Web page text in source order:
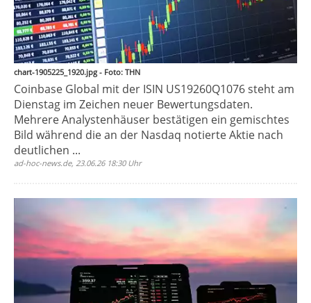
chart-1905225_1920.jpg - Foto: THN
Coinbase Global mit der ISIN US19260Q1076 steht am
Dienstag im Zeichen neuer Bewertungsdaten.
Mehrere Analystenhäuser bestätigen ein gemischtes
Bild während die an der Nasdaq notierte Aktie nach
deutlichen ...
ad-hoc-news.de, 23.06.26 18:30 Uhr